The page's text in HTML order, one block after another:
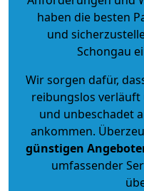
haben die besten
und
Schongau
Wir sorgen dafür,
reibungslos verläuft
und unbeschadet
ankommen.
günstigen
umfassender